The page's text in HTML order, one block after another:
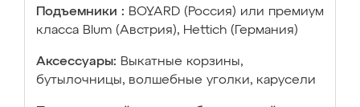
Подъемники : BOYARD (Россия) или премиум
класса Blum (Австрия), Hettich (Германия)
Аксессуары: Выкатные корзины,
бутылочницы, волшебные уголки, карусели